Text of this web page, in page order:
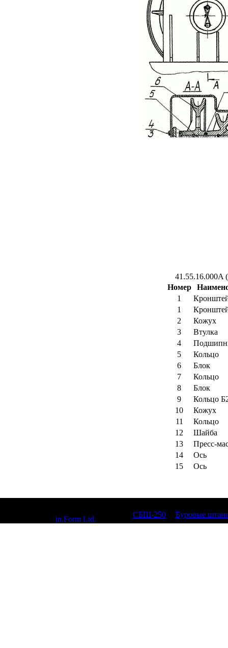
41.55.16.000A
Номер
1
1
2
Кожух
3
Втулка
4
5
Кольцо
6
Блок
7
Кольцо
8
Блок
9
Кольцо
10
Кожух
11
Кольцо
12
Шайба
13
Пресс-
14
Ось
15
Ось
in.Form Ltd.
СБШ-250 Буровые